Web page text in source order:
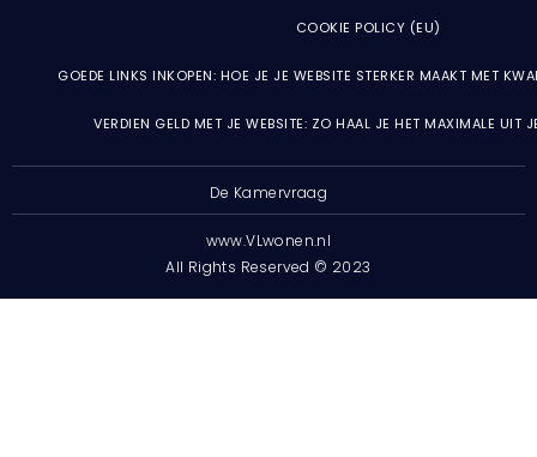
COOKIE POLICY (EU)
GOEDE LINKS INKOPEN: HOE JE JE WEBSITE STERKER MAAKT MET
VERDIEN GELD MET JE WEBSITE: ZO HAAL JE HET MAXIMALE UIT
De Kamervraag
www.VLwonen.nl
All Rights Reserved © 2023